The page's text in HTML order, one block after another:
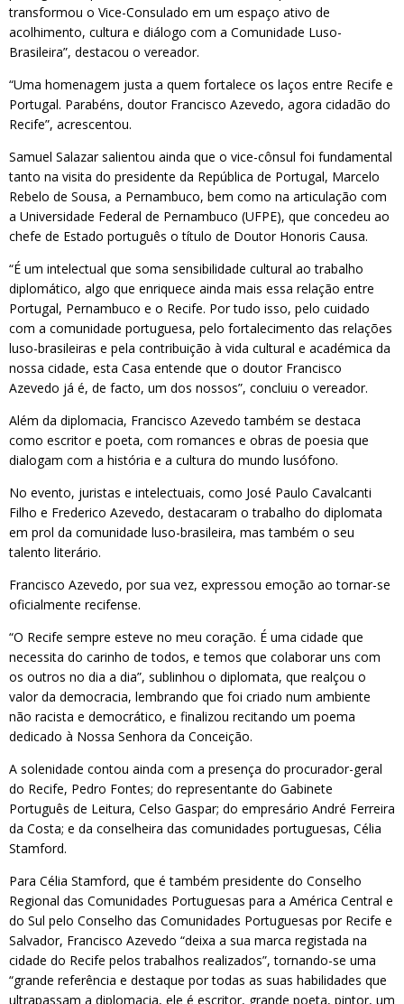
transformou o Vice-Consulado em um espaço ativo de
acolhimento, cultura e diálogo com a Comunidade Luso-
Brasileira”, destacou o vereador.
“Uma homenagem justa a quem fortalece os laços entre Recife e
Portugal. Parabéns, doutor Francisco Azevedo, agora cidadão do
Recife”, acrescentou.
Samuel Salazar salientou ainda que o vice-cônsul foi fundamental
tanto na visita do presidente da República de Portugal, Marcelo
Rebelo de Sousa, a Pernambuco, bem como na articulação com
a Universidade Federal de Pernambuco (UFPE), que concedeu ao
chefe de Estado português o título de Doutor Honoris Causa.
“É um intelectual que soma sensibilidade cultural ao trabalho
diplomático, algo que enriquece ainda mais essa relação entre
Portugal, Pernambuco e o Recife. Por tudo isso, pelo cuidado
com a comunidade portuguesa, pelo fortalecimento das relações
luso-brasileiras e pela contribuição à vida cultural e académica da
nossa cidade, esta Casa entende que o doutor Francisco
Azevedo já é, de facto, um dos nossos”, concluiu o vereador.
Além da diplomacia, Francisco Azevedo também se destaca
como escritor e poeta, com romances e obras de poesia que
dialogam com a história e a cultura do mundo lusófono.
No evento, juristas e intelectuais, como José Paulo Cavalcanti
Filho e Frederico Azevedo, destacaram o trabalho do diplomata
em prol da comunidade luso-brasileira, mas também o seu
talento literário.
Francisco Azevedo, por sua vez, expressou emoção ao tornar-se
oficialmente recifense.
“O Recife sempre esteve no meu coração. É uma cidade que
necessita do carinho de todos, e temos que colaborar uns com
os outros no dia a dia”, sublinhou o diplomata, que realçou o
valor da democracia, lembrando que foi criado num ambiente
não racista e democrático, e finalizou recitando um poema
dedicado à Nossa Senhora da Conceição.
A solenidade contou ainda com a presença do procurador-geral
do Recife, Pedro Fontes; do representante do Gabinete
Português de Leitura, Celso Gaspar; do empresário André Ferreira
da Costa; e da conselheira das comunidades portuguesas, Célia
Stamford.
Para Célia Stamford, que é também presidente do Conselho
Regional das Comunidades Portuguesas para a América Central e
do Sul pelo Conselho das Comunidades Portuguesas por Recife e
Salvador, Francisco Azevedo “deixa a sua marca registada na
cidade do Recife pelos trabalhos realizados”, tornando-se uma
“grande referência e destaque por todas as suas habilidades que
ultrapassam a diplomacia, ele é escritor, grande poeta, pintor, um